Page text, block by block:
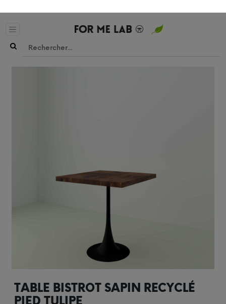
TABLE BISTROT SAPIN RECYCLÉ
PIED TULIPE